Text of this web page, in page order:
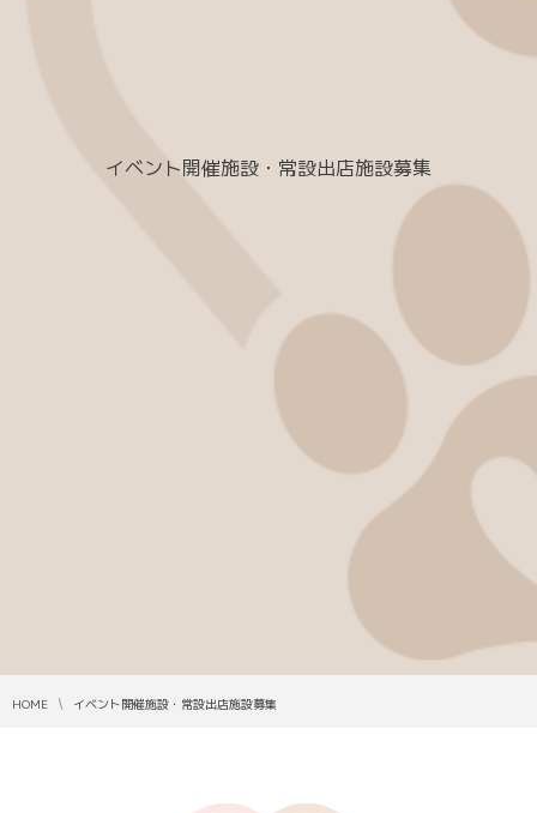
イベント開催施設・常設出店施設募集
HOME イベント開催施設・常設出店施設募集